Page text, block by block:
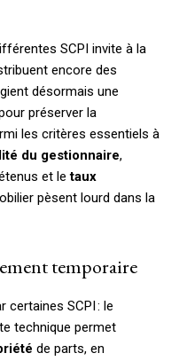
SCPI invite à la
encore des
désormais une
préserver la
les critères essentiels à
du gestionnaire,
et letaux
pèsent lourd dans la
temporaire
certaines SCPI : le
technique permet
de parts, en